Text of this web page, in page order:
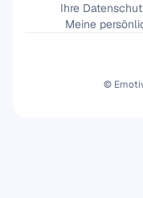
Ihre
Meine
©